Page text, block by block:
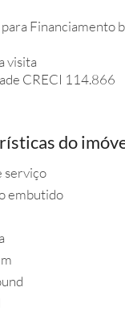
Financiamento
visita
CRECI 114.866
do
serviço
embutido